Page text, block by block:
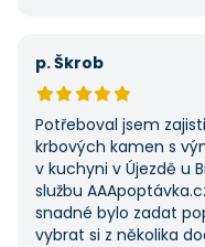
první, ale se službou
umožnila najít rychlé
a příště jejich službu
p. Škrob
Potřeboval jsem
krbových kamen s
v kuchyni v Újezdě u
službu
snadné bylo zadat
vybrat si z několika